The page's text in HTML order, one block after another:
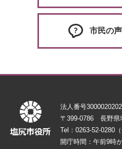
市民の
法人番号
〒399-0786 長野県
Tel：0263-52-0280（
開庁時間：午前9時